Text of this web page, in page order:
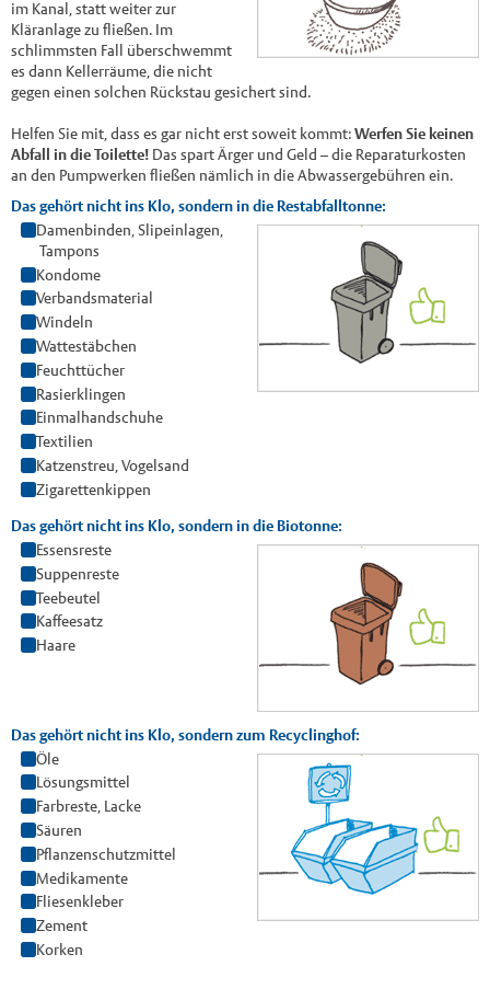
im Kanal, statt weiter zur
Kläranlage zu fließen. Im
schlimmsten Fall überschwemmt
es dann Kellerräume, die nicht
gegen einen solchen Rückstau gesichert sind.
Helfen Sie mit, dass es gar nicht erst soweit kommt:Werfen Sie keinen
Abfall in die Toilette!Das spart Ärger und Geld – die Reparaturkosten
an den Pumpwerken fließen nämlich in die Abwassergebühren ein.
Das gehört nicht ins Klo, sondern in die Restabfalltonne:
Damenbinden, Slipeinlagen,
Tampons
Kondome
Verbandsmaterial
Windeln
Wattestäbchen
Feuchttücher
Rasierklingen
Einmalhandschuhe
Textilien
Katzenstreu, Vogelsand
Zigarettenkippen
Das gehört nicht ins Klo, sondern in die Biotonne:
Essensreste
Suppenreste
Teebeutel
Kaffeesatz
Haare
Das gehört nicht ins Klo, sondern zum Recyclinghof:
Öle
Lösungsmittel
Farbreste, Lacke
Säuren
Pflanzenschutzmittel
Medikamente
Fliesenkleber
Zement
Korken